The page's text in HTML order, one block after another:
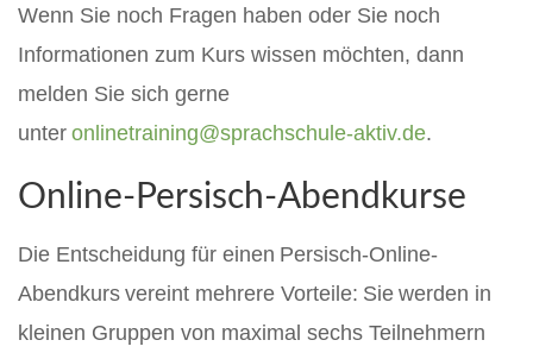
Wenn Sie noch Fragen haben oder Sie noch
Informationen zum Kurs wissen möchten, dann
melden Sie sich gerne
unter onlinetraining@sprachschule-aktiv.de.
Online-Persisch-Abendkurse
Die Entscheidung für einen Persisch-Online-
Abendkurs vereint mehrere Vorteile: Sie werden in
kleinen Gruppen von maximal sechs Teilnehmern